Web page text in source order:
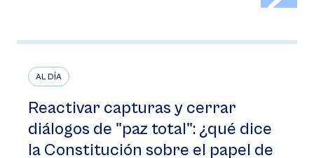
AL DÍA
Reactivar capturas y cerrar
diálogos de "paz total": ¿qué dice
la Constitución sobre el papel de